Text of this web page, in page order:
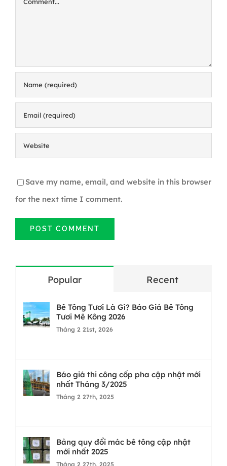
Save my name, email, and website in this browser
for the next time I comment.
Popular Recent
Bê Tông Tươi Là Gì? Báo Giá Bê Tông
Tươi Mê Kông 2026
Tháng 2 21st, 2026
Báo giá thi công cốp pha cập nhật mới
nhất Tháng 3/2025
Tháng 2 27th, 2025
Bảng quy đổi mác bê tông cập nhật
mới nhất 2025
Tháng 2 27th, 2025